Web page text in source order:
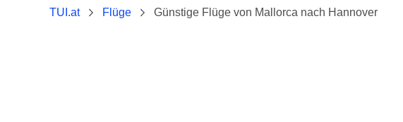
TUI.at Flüge Günstige Flüge von Mallorca nach Hannover